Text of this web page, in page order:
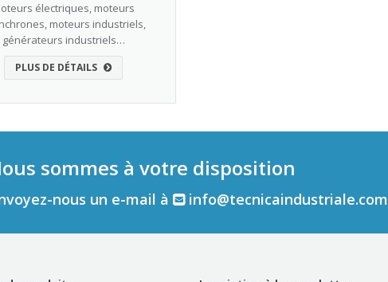
électriques, moteurs
moteurs industriels,
générateurs industriels…
PLUS DE DÉTAILS
sommes à votre disposition
nous un e-mail à info@tecnicaindustriale.com